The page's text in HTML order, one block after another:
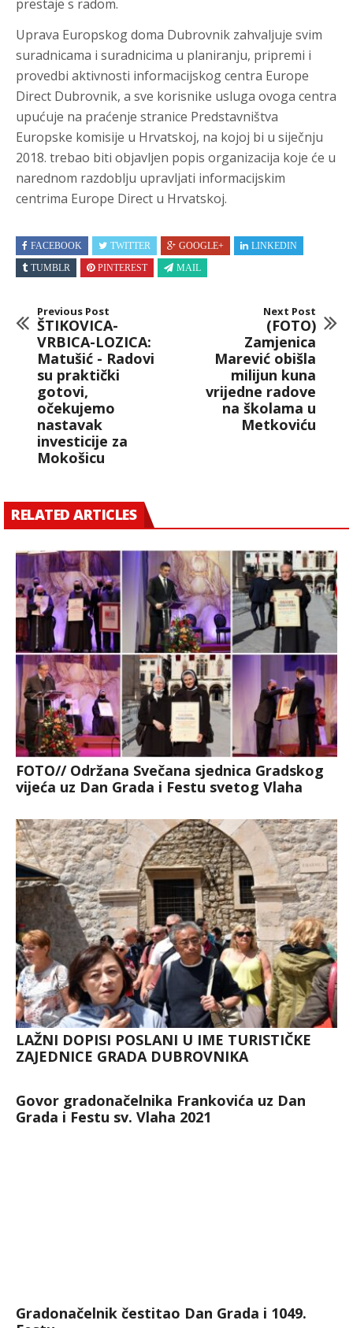
prestaje s radom.
Uprava Europskog doma Dubrovnik zahvaljuje svim
suradnicama i suradnicima u planiranju, pripremi i
provedbi aktivnosti informacijskog centra Europe
Direct Dubrovnik, a sve korisnike usluga ovoga centra
upućuje na praćenje stranice Predstavništva
Europske komisije u Hrvatskoj, na kojoj bi u siječnju
2018. trebao biti objavljen popis organizacija koje će u
narednom razdoblju upravljati informacijskim
centrima Europe Direct u Hrvatskoj.
FACEBOOK TWITTER GOOGLE+
LINKEDIN
TUMBLR
PINTEREST MAIL
Previous Post
ŠTIKOVICA-
VRBICA-LOZICA:
Matušić - Radovi
su praktički
gotovi,
očekujemo
nastavak
investicije za
Mokošicu
Next Post
(FOTO)
Zamjenica
Marević obišla
milijun kuna
vrijedne radove
na školama u
Metkoviću
RELATED ARTICLES
FOTO// Održana Svečana sjednica Gradskog
vijeća uz Dan Grada i Festu svetog Vlaha
LAŽNI DOPISI POSLANI U IME TURISTIČKE
ZAJEDNICE GRADA DUBROVNIKA
Govor gradonačelnika Frankovića uz Dan
Grada i Festu sv. Vlaha 2021
Gradonačelnik čestitao Dan Grada i 1049.